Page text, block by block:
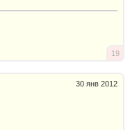
19
30 янв 2012